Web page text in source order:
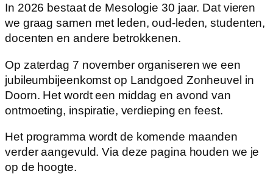
In 2026 bestaat de Mesologie 30 jaar. Dat vieren
we graag samen met leden, oud-leden, studenten,
docenten en andere betrokkenen.
Op zaterdag 7 november organiseren we een
jubileumbijeenkomst op Landgoed Zonheuvel in
Doorn. Het wordt een middag en avond van
ontmoeting, inspiratie, verdieping en feest.
Het programma wordt de komende maanden
verder aangevuld. Via deze pagina houden we je
op de hoogte.